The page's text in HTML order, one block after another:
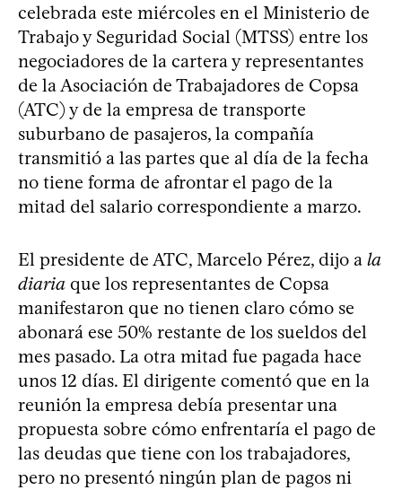
celebrada este miércoles en el Ministerio de
Trabajo y Seguridad Social (MTSS) entre los
negociadores de la cartera y representantes
de la Asociación de Trabajadores de Copsa
(ATC) y de la empresa de transporte
suburbano de pasajeros, la compañía
transmitió a las partes que al día de la fecha
no tiene forma de afrontar el pago de la
mitad del salario correspondiente a marzo.
El presidente de ATC, Marcelo Pérez, dijo a la
diaria que los representantes de Copsa
manifestaron que no tienen claro cómo se
abonará ese 50% restante de los sueldos del
mes pasado. La otra mitad fue pagada hace
unos 12 días. El dirigente comentó que en la
reunión la empresa debía presentar una
propuesta sobre cómo enfrentaría el pago de
las deudas que tiene con los trabajadores,
pero no presentó ningún plan de pagos ni